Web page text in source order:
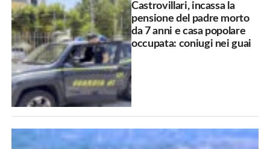
Castrovillari, incassa la
pensione del padre morto
da 7 anni e casa popolare
occupata: coniugi nei guai